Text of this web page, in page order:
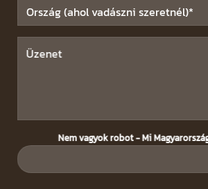
Nem vagyok robot - Mi